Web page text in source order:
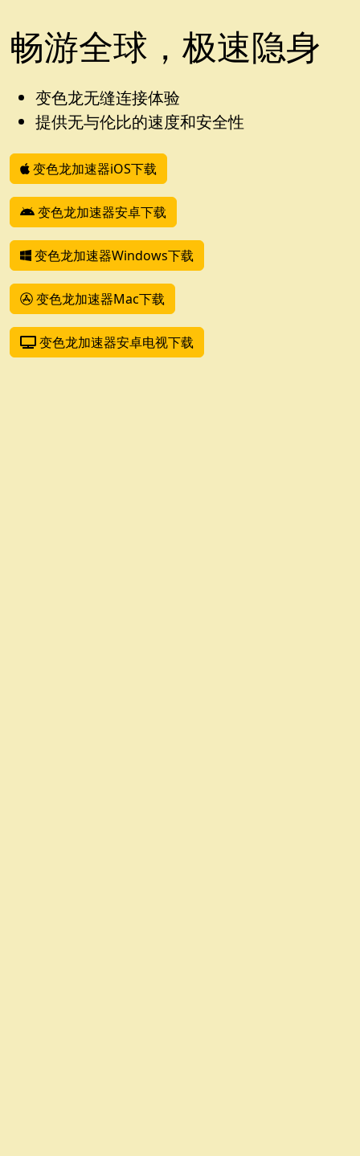
畅游全球，极速隐身
变色龙无缝连接体验
提供无与伦比的速度和安全性
变色龙加速器iOS下载
变色龙加速器安卓下载
变色龙加速器Windows下载
变色龙加速器Mac下载
变色龙加速器安卓电视下载